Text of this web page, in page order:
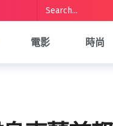
電影 時尚